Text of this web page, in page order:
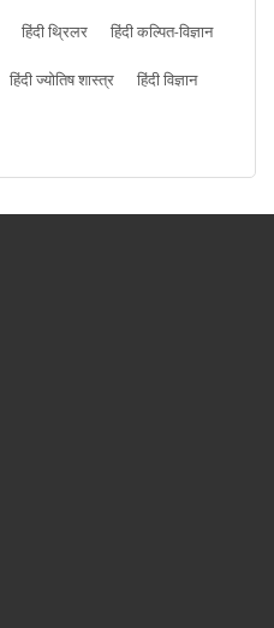
हिंदी थ्रिलर
हिंदी कल्पित-विज्ञान
हिंदी ज्योतिष शास्त्र
हिंदी विज्ञान